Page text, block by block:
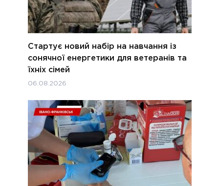
Стартує новий набір на навчання із
сонячної енергетики для ветеранів та
їхніх сімей
06.08.2026